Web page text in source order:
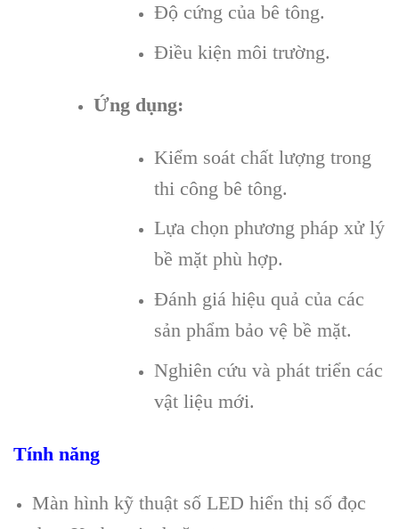
Độ cứng của bê tông.
Điều kiện môi trường.
Ứng dụng:
Kiểm soát chất lượng trong
thi công bê tông.
Lựa chọn phương pháp xử lý
bề mặt phù hợp.
Đánh giá hiệu quả của các
sản phẩm bảo vệ bề mặt.
Nghiên cứu và phát triển các
vật liệu mới.
Tính năng
Màn hình kỹ thuật số LED hiển thị số đọc